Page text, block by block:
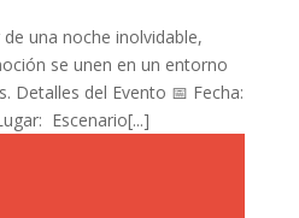
una noche inolvidable,
se unen en un entorno
Detalles del Evento 📅 Fecha:
Escenario[...]